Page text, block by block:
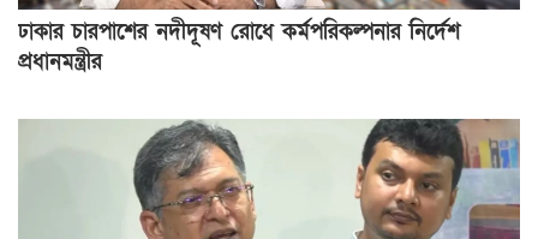
ঢাকার চারপাশের নদীদূষণ রোধে কর্মপরিকল্পনার নির্দেশ
প্রধানমন্ত্রীর